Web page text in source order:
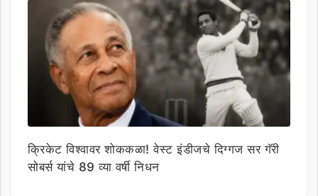
क्रिकेट विश्वावर शोककळा! वेस्ट इंडीजचे दिग्गज सर गॅरी
सोबर्स यांचे 89 व्या वर्षी निधन